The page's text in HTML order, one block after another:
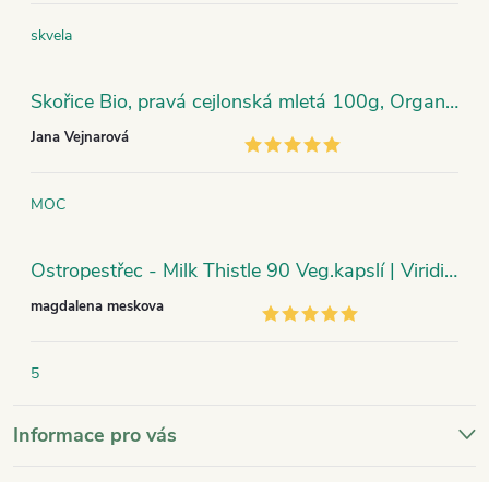
skvela
Skořice Bio, pravá cejlonská mletá 100g, Organic India
Jana Vejnarová
MOC
Ostropestřec - Milk Thistle 90 Veg.kapslí | Viridian
magdalena meskova
5
Informace pro vás